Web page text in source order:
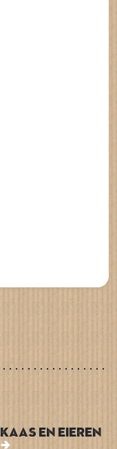
Kaas en Eieren